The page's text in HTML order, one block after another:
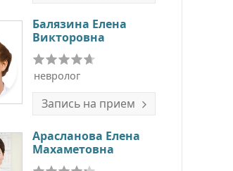
Балязина Елена
Викторовна
невролог
Запись на прием
Арасланова Елена
Махаметовна